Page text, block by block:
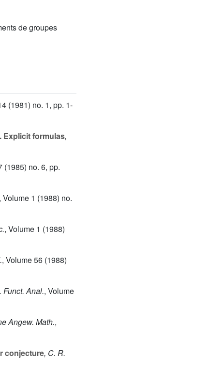
de groupes
(1981) no. 1, pp. 1-
Explicit formulas,
(1985) no. 6, pp.
, Volume 1 (1988) no.
, Volume 1 (1988)
, Volume 56 (1988)
Funct. Anal., Volume
Angew. Math.,
conjecture, C. R.